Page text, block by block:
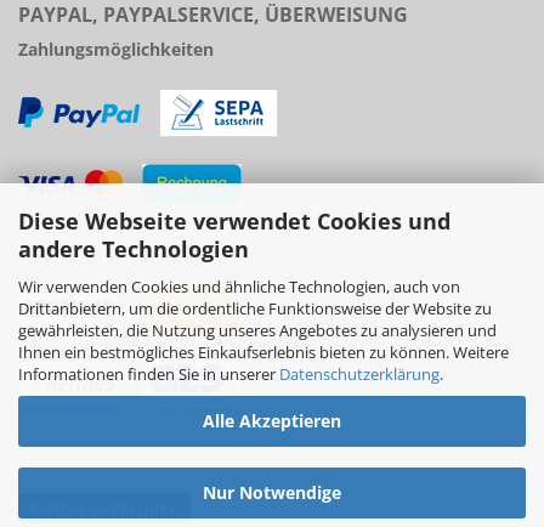
Diese Webseite verwendet Cookies und
andere Technologien
Wir verwenden Cookies und ähnliche Technologien, auch von
Drittanbietern, um die ordentliche Funktionsweise der Website zu
gewährleisten, die Nutzung unseres Angebotes zu analysieren und
Ihnen ein bestmögliches Einkaufserlebnis bieten zu können. Weitere
Informationen finden Sie in unserer Datenschutzerklärung.
Alle Akzeptieren
Nur Notwendige
PAYPAL, PAYPALSERVICE, ÜBERWEISUNG
Zahlungsmöglichkeiten
Versand